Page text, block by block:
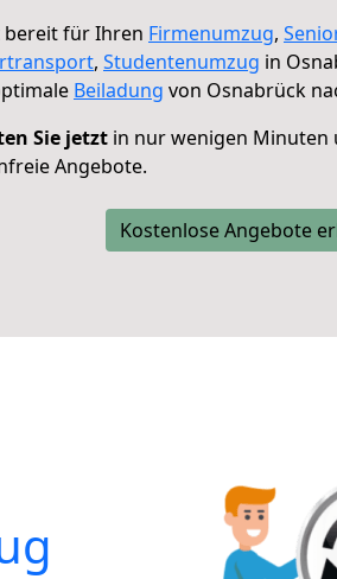
bereit für Ihren Firmenumzug,
, Studentenumzug in
Beiladung von Osnabrück
Sie jetzt in nur wenigen Minuten
Angebote.
Kostenlose Angebote